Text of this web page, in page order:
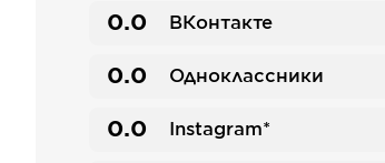
0.0 ВКонтакте
0.0 Одноклассники
0.0 Instagram*